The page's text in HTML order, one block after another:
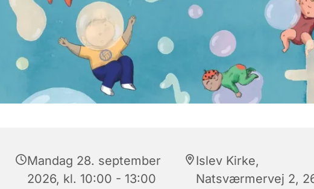
Mandag 28. september
2026, kl. 10:00 - 13:00
Islev Kirke,
Natsværmervej 2,